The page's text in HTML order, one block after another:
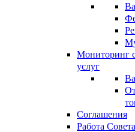
Мониторинг
услуг
Соглашения
Работа Совета